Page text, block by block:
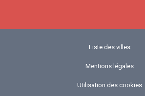
Liste des villes
Mentions légales
Utilisation des cookies